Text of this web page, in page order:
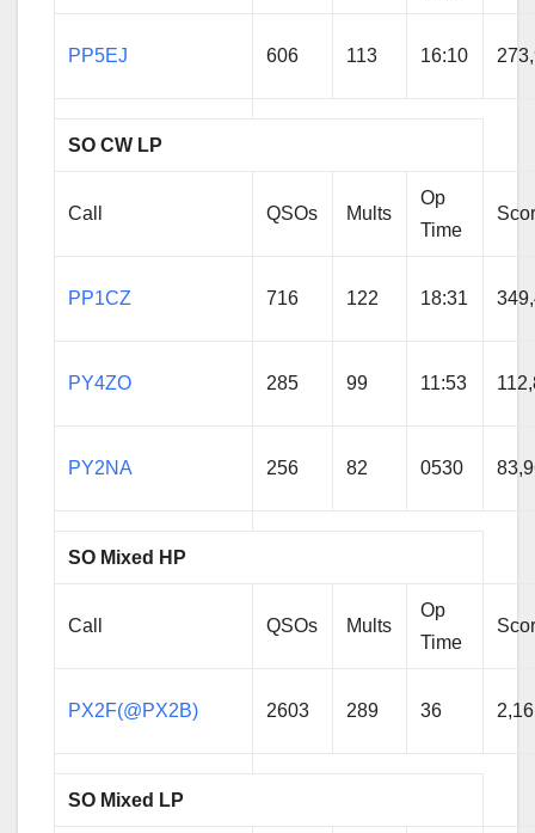
PP5EJ 606 113 16:10
SO CW LP
Call QSOs Mults
Op
Time
PP1CZ 716 122 18:31
PY4ZO 285 99 11:53
PY2NA 256 82 0530
SO Mixed HP
Call QSOs Mults
Op
Time
PX2F(@PX2B) 2603 289 36
SO Mixed LP